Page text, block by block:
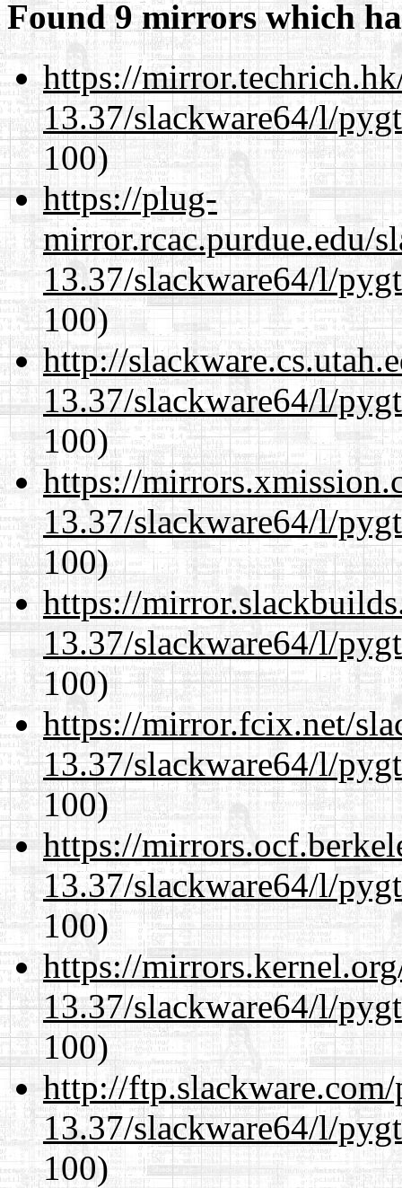
Found 9 mirrors which
https://
13.37/slackware64/l/
100)
https://plug-
mirror.rcac.purdue.edu/
13.37/slackware64/l/
100)
http://
13.37/slackware64/l/
100)
https://
13.37/slackware64/l/
100)
https://
13.37/slackware64/l/
100)
https://mirror.fcix.net/
13.37/slackware64/l/
100)
https://
13.37/slackware64/l/
100)
https://
13.37/slackware64/l/
100)
http://
13.37/slackware64/l/
100)